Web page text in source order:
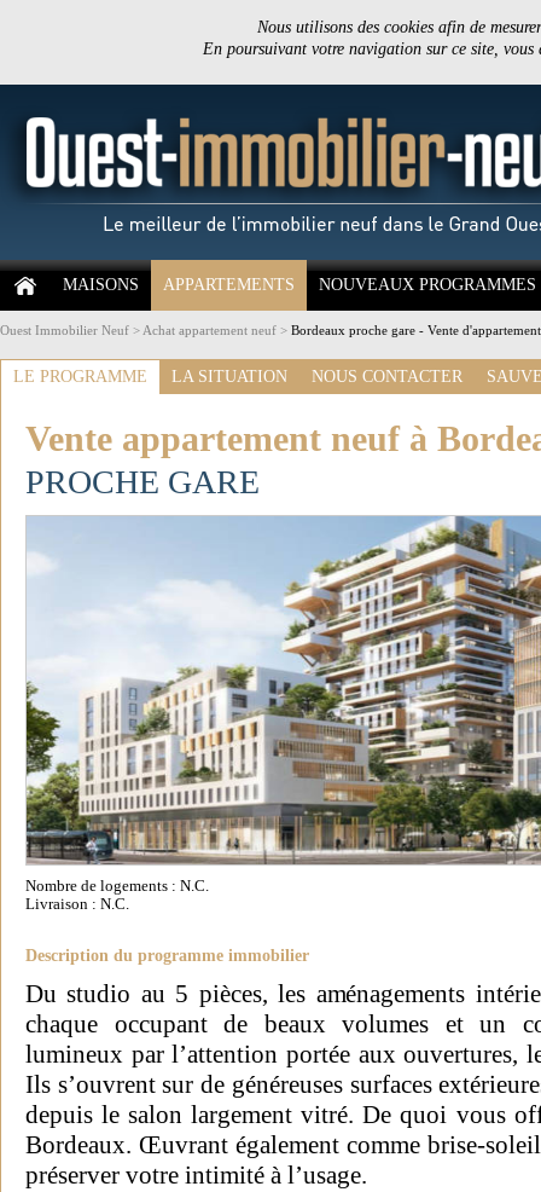
Nous utilisons des cookies afin de
En poursuivant votre navigation sur ce site,
MAISONS APPARTEMENTS NOUVEAUX PROGRAMMES
Ouest Immobilier Neuf > Achat appartement neuf > Bordeaux proche gare - Vente
LE PROGRAMME LA SITUATION NOUS CONTACTER
Vente appartement neuf à
PROCHE GARE
Nombre de logements : N.C.
Livraison : N.C.
Description du programme immobilier
Du studio au 5 pièces, les aménagements
chaque occupant de beaux volumes et un
lumineux par l’attention portée aux ouvertures,
Ils s’ouvrent sur de généreuses surfaces
depuis le salon largement vitré. De quoi vous
Bordeaux. Œuvrant également comme brise-
préserver votre intimité à l’usage.